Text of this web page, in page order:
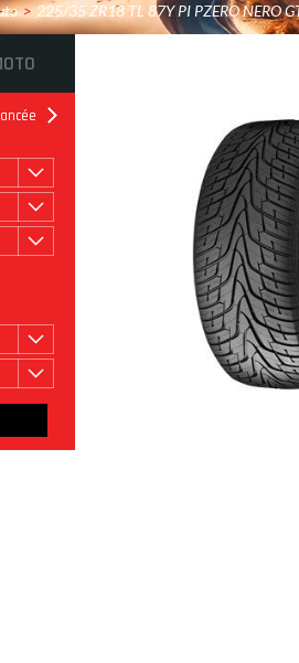
> 225/35 ZR18 TL 87Y PI PZERO NERO
ROULAGE À PLAT